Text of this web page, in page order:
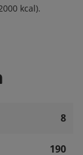
kcal).
8
190